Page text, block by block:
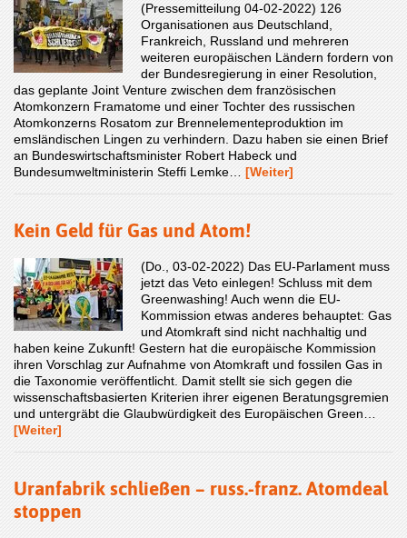
(Pressemitteilung 04-02-2022) 126
Organisationen aus Deutschland,
Frankreich, Russland und mehreren
weiteren europäischen Ländern fordern von
der Bundesregierung in einer Resolution,
das geplante Joint Venture zwischen dem französischen
Atomkonzern Framatome und einer Tochter des russischen
Atomkonzerns Rosatom zur Brennelementeproduktion im
emsländischen Lingen zu verhindern. Dazu haben sie einen Brief
an Bundeswirtschaftsminister Robert Habeck und
Bundesumweltministerin Steffi Lemke… [Weiter]
Kein Geld für Gas und Atom!
(Do., 03-02-2022) Das EU-Parlament muss
jetzt das Veto einlegen! Schluss mit dem
Greenwashing! Auch wenn die EU-
Kommission etwas anderes behauptet: Gas
und Atomkraft sind nicht nachhaltig und
haben keine Zukunft! Gestern hat die europäische Kommission
ihren Vorschlag zur Aufnahme von Atomkraft und fossilen Gas in
die Taxonomie veröffentlicht. Damit stellt sie sich gegen die
wissenschaftsbasierten Kriterien ihrer eigenen Beratungsgremien
und untergräbt die Glaubwürdigkeit des Europäischen Green…
[Weiter]
Uranfabrik schließen – russ.-franz. Atomdeal
stoppen